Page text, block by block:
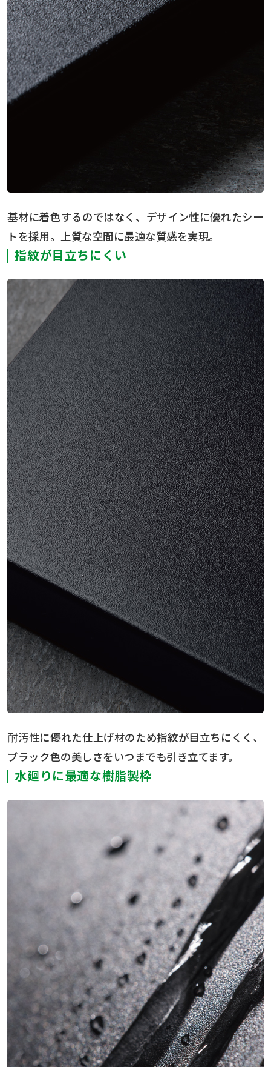
基材に着色するのではなく、デザイン性に優れたシー
トを採用。上質な空間に最適な質感を実現。
指紋が目立ちにくい
耐汚性に優れた仕上げ材のため指紋が目立ちにくく、
ブラック色の美しさをいつまでも引き立てます。
水廻りに最適な樹脂製枠